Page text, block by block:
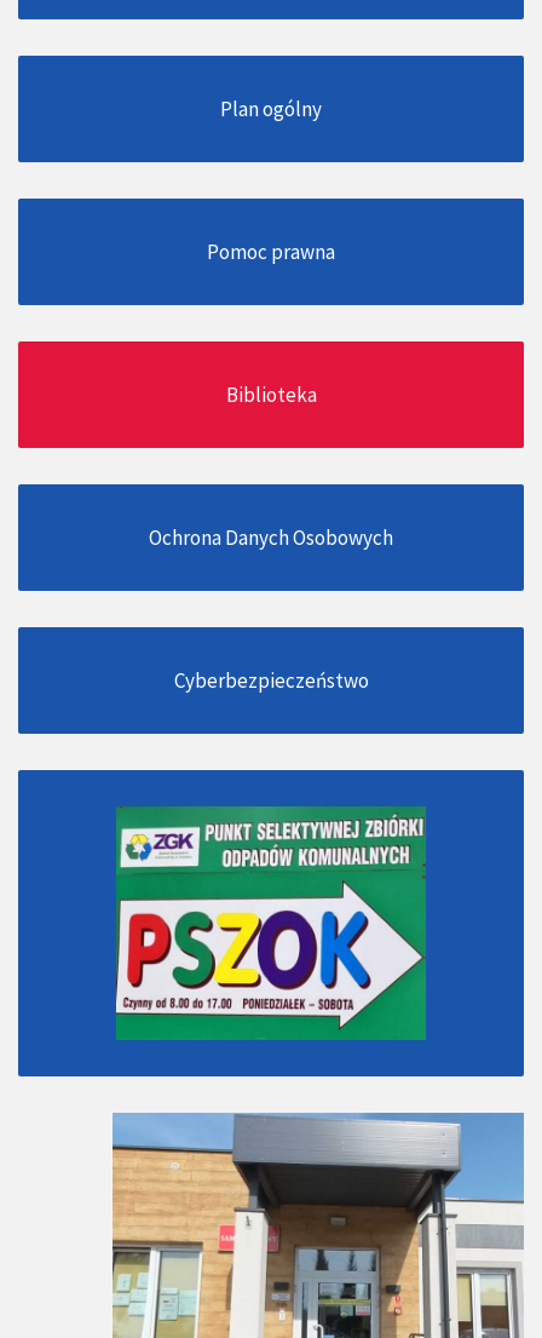
Plan ogólny
Pomoc prawna
Biblioteka
Ochrona Danych Osobowych
Cyberbezpieczeństwo